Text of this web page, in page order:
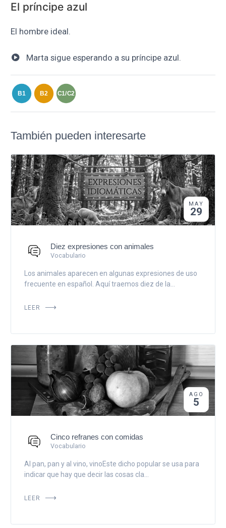
El príncipe azul
El hombre ideal.
Marta sigue esperando a su príncipe azul.
B1 B2 C1/C2
También pueden interesarte
MAY
29
Diez expresiones con animales
Vocabulario
Los animales aparecen en algunas expresiones de uso
frecuente en español. Aquí traemos diez de la...
LEER
AGO
5
Cinco refranes con comidas
Vocabulario
Al pan, pan y al vino, vinoEste dicho popular se usa para
indicar que hay que decir las cosas cla...
LEER